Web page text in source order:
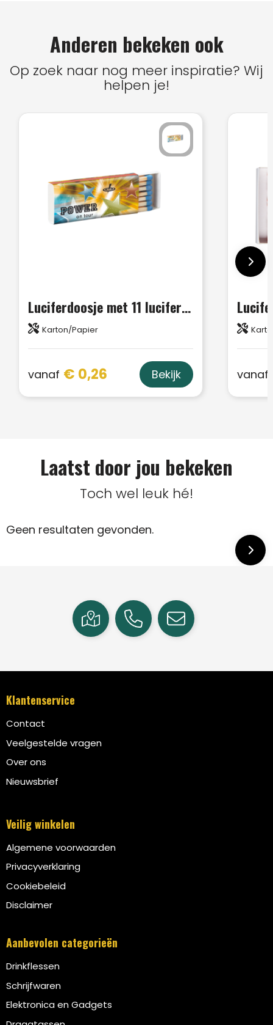
Anderen bekeken ook
Op zoek naar nog meer inspiratie? Wij
helpen je!
Luciferdoosje met 11 lucifers UV lak uitvoering met full colour opdruk
Karton/Papier
vanaf € 0,26 Bekijk vanaf
Laatst door jou bekeken
Toch wel leuk hé!
Geen resultaten gevonden.
Klantenservice
Contact
Veelgestelde vragen
Over ons
Nieuwsbrief
Veilig winkelen
Algemene voorwaarden
Privacyverklaring
Cookiebeleid
Disclaimer
Aanbevolen categorieën
Drinkflessen
Schrijfwaren
Elektronica en Gadgets